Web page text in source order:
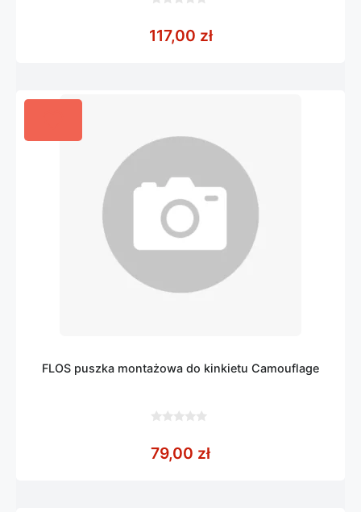
5
117,00 zł
FLOS puszka montażowa do kinkietu Camouflage
5
79,00 zł